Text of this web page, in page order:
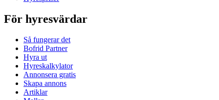
För hyresvärdar
Så fungerar det
Bofrid Partner
Hyra ut
Hyreskalkylator
Annonsera gratis
Skapa annons
Artiklar